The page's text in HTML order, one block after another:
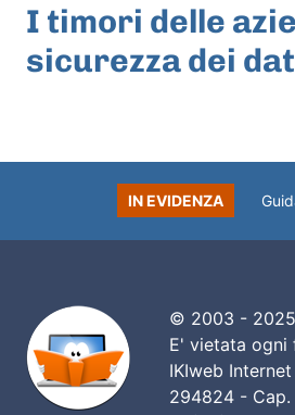
I timori delle
sicurezza dei
IN EVIDENZA
© 2003 - 2025
E' vietata ogni
IKIweb
294824 - Cap.